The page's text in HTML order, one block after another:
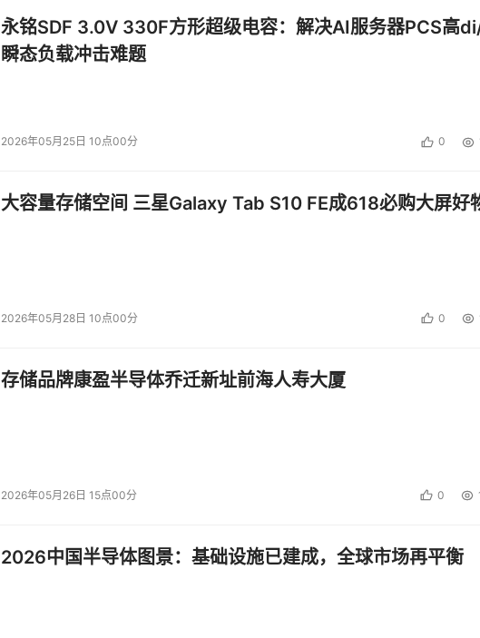
永铭SDF 3.0V 330F方形超级电容：解决AI服务器PCS高
瞬态负载冲击难题
2026年05月25日 10点00分 0
大容量存储空间 三星Galaxy Tab S10 FE成618必购大屏好
2026年05月28日 10点00分 0
存储品牌康盈半导体乔迁新址前海人寿大厦
2026年05月26日 15点00分 0
2026中国半导体图景：基础设施已建成，全球市场再平衡